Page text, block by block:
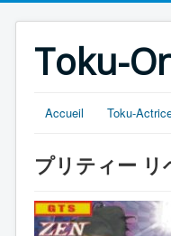
Toku-
Accueil Toku-
プリティー